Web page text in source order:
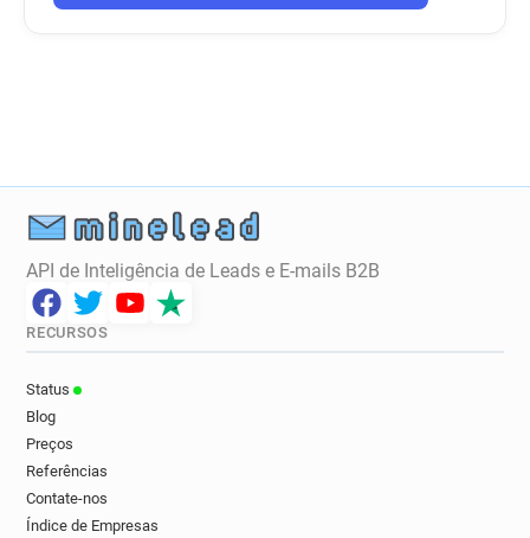
API de Inteligência de Leads e E-mails B2B
RECURSOS
Status
Blog
Preços
Referências
Contate-nos
Índice de Empresas